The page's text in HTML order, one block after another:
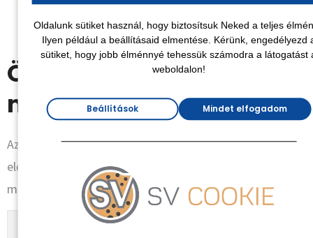
formát ad a helyiségnek.
Összehasonlítás: Melyik
megoldást válasszam?
Az alábbi táblázat segít átlátni a különböző megoldások
előnyeit és hátrányait, hogy könnyebben eldönthesd,
melyik illik hozzád leginkább.
Oldalunk sütiket használ, hogy biztosítsuk Neked a teljes
Ilyen például a beállításaid elmentése. Kérünk, engedélyezd
sütiket, hogy jobb élménnyé tehessük számodra a látogatást
weboldalon!
Beállítások Mindet elfogadom